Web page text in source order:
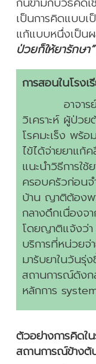
เป็นการคิดแบบ
แก้แบบหนึ่งเป็น
ป่วยก็ให้ยารักษา”
การสอนในโรง
อาจา
วิเคราะห์ ผู้ป่ว
โรคมะเร็ง พร้
ไข้ได้จ่ายยาแก้
แนะนำวิธีการใ
ครอบครัวก่อน
บ้าน ญาติต้องพ
กลางดึกเนื่องจ
โดยญาติแจ้งว่า
บริการที่หน่วยจ่
มารับยาในวันรุ่
สถานการณ์ดังก
หลักการ
ตัวอย่างการคิด
สถานการณ์ข้างต้